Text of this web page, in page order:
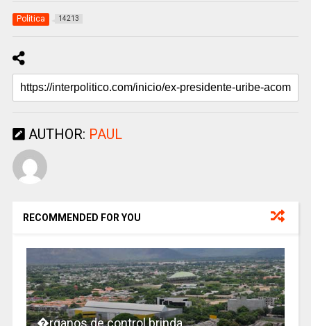
Politica 14213
AUTHOR: PAUL
RECOMMENDED FOR YOU
�rganos de control brinda